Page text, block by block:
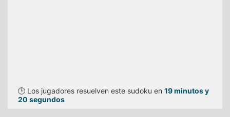
🕒 Los jugadores resuelven este sudoku en 19 minutos y
20 segundos